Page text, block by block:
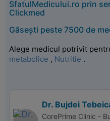
SfatulMedicului.ro prin
Clickmed
Găsești peste 7500 de
Alege medicul potrivit
metabolice , Nutritie .
Dr. Bujdei
CorePrime Clinic -